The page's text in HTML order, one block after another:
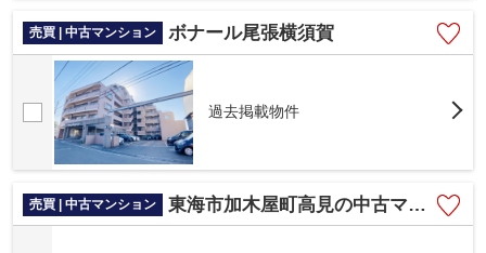
売買 | 中古マンション ボナール尾張横須賀
過去掲載物件
売買 | 中古マンション 東海市加木屋町高見の中古マンション